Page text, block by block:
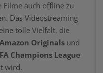
Filme auch offline zu
Das Videostreaming
tolle Vielfalt, die
Amazon Originals und
Champions League
wird.